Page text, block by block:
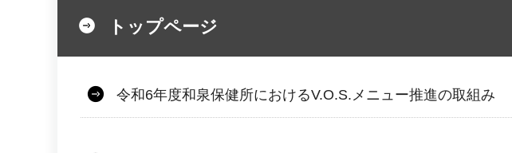
トップページ
令和6年度和泉保健所におけるV.O.S.メニュー推進の取組み